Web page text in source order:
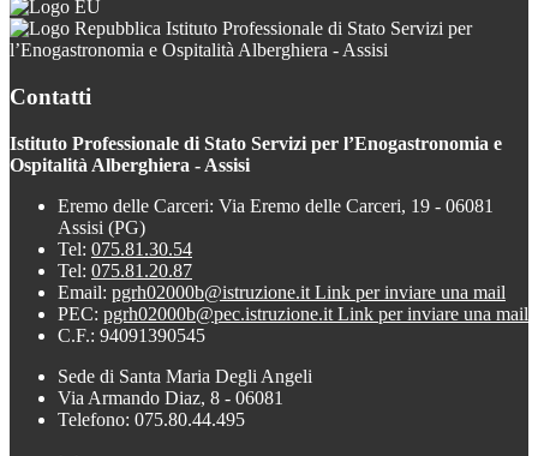
Istituto Professionale di Stato Servizi per
l’Enogastronomia e Ospitalità Alberghiera - Assisi
Contatti
Istituto Professionale di Stato Servizi per l’Enogastronomia e
Ospitalità Alberghiera - Assisi
Eremo delle Carceri: Via Eremo delle Carceri, 19 - 06081
Assisi (PG)
Tel: 075.81.30.54
Tel: 075.81.20.87
Email: pgrh02000b@istruzione.it Link per inviare una mail
PEC: pgrh02000b@pec.istruzione.it Link per inviare una mail
C.F.: 94091390545
Sede di Santa Maria Degli Angeli
Via Armando Diaz, 8 - 06081
Telefono: 075.80.44.495